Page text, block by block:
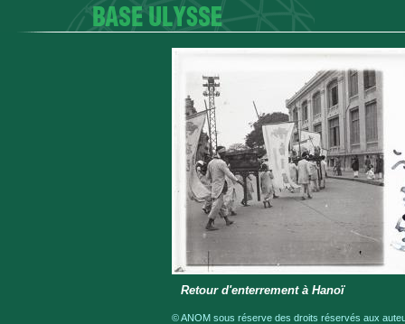
Retour d'enterrement à Hanoï
© ANOM sous réserve des droits réservés aux